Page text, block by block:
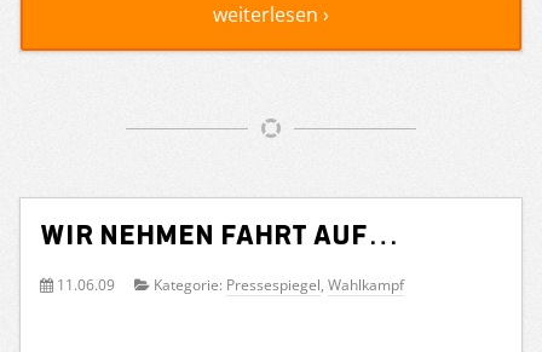
weiterlesen ›
Wir nehmen Fahrt auf…
11.06.09 Kategorie: Pressespiegel, Wahlkampf